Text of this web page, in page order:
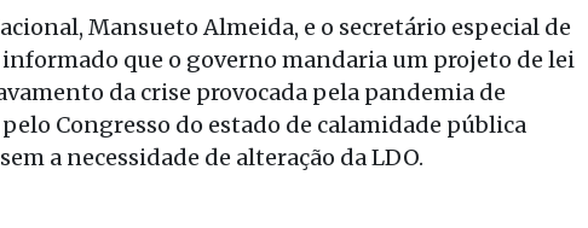
Mansueto Almeida, e o secretário especial de
que o governo mandaria um projeto de lei
da crise provocada pela pandemia de
Congresso do estado de calamidade pública
a necessidade de alteração da LDO.